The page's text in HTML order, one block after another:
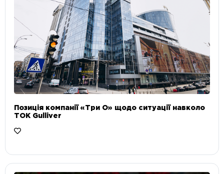
Позиція компанії «Три О» щодо ситуації навколо
ТОК Gulliver